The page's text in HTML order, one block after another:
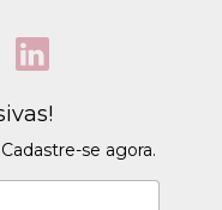
se agora.